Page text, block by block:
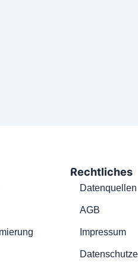
Rechtliches
Datenquellen
AGB
Impressum